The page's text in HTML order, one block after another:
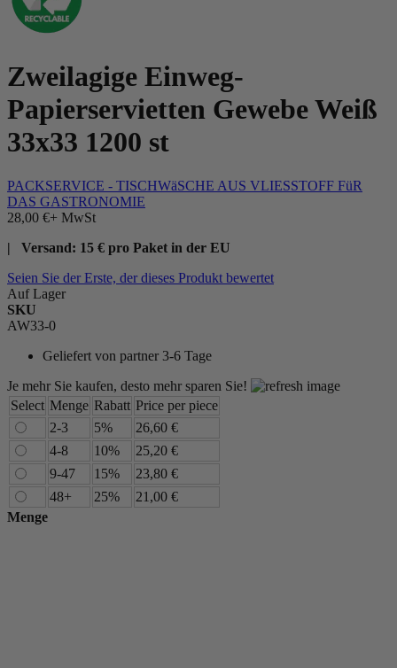
Zweilagige Einweg-
Papierservietten Gewebe Weiß
33x33 1200 st
PACKSERVICE - TISCHWäSCHE AUS VLIESSTOFF FüR
DAS GASTRONOMIE
28,00 €+ MwSt
| Versand: 15 € pro Paket in der EU
Seien Sie der Erste, der dieses Produkt bewertet
Auf Lager
SKU
AW33-0
Geliefert von partner 3-6 Tage
Je mehr Sie kaufen, desto mehr sparen Sie!
Select Menge Rabatt Price per piece
2-3
5%
26,60 €
4-8
10%
25,20 €
9-47
15%
23,80 €
48+
25%
21,00 €
Menge